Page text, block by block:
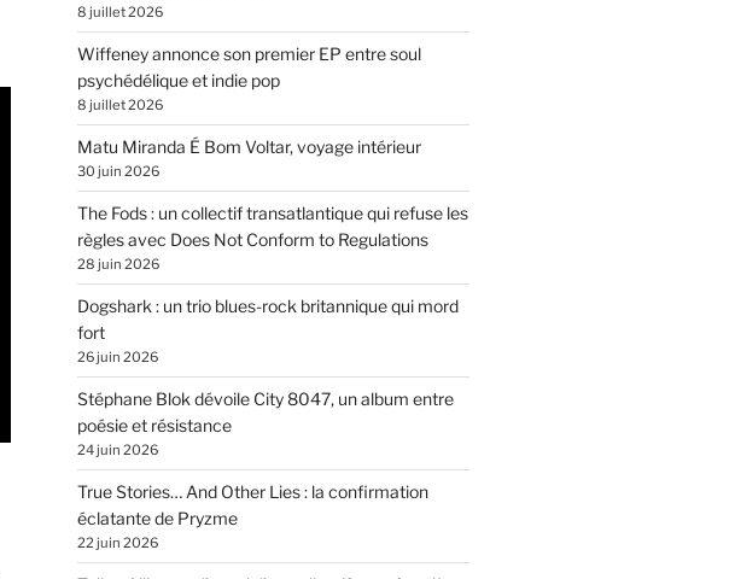
8 juillet 2026
Wiffeney annonce son premier EP entre soul
psychédélique et indie pop
8 juillet 2026
Matu Miranda É Bom Voltar, voyage intérieur
30 juin 2026
The Fods : un collectif transatlantique qui refuse les
règles avec Does Not Conform to Regulations
28 juin 2026
Dogshark : un trio blues-rock britannique qui mord
fort
26 juin 2026
Stéphane Blok dévoile City 8047, un album entre
poésie et résistance
24 juin 2026
True Stories… And Other Lies : la confirmation
éclatante de Pryzme
22 juin 2026